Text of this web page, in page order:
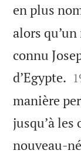
en plus
alors
connu
d’Egypte. 
manière
jusqu’à
nouveau-